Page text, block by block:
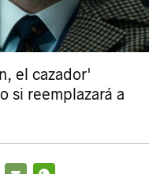
el cazador'
si reemplazará a